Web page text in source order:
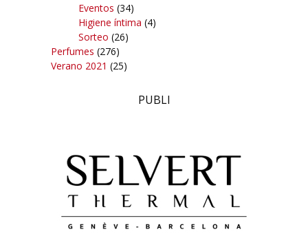
Eventos (34)
Higiene íntima (4)
Sorteo (26)
Perfumes (276)
Verano 2021 (25)
PUBLI